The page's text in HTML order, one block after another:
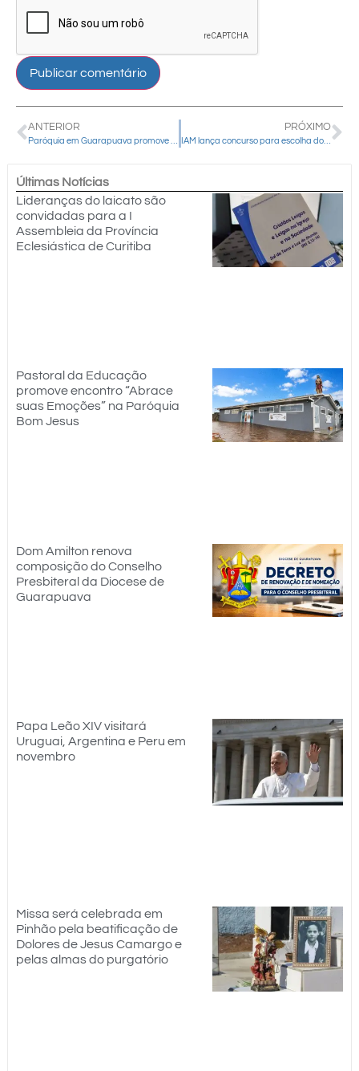
ANTERIOR PRÓXIMO
IAM lança concurso para escolha do hino dos 30 anos na Diocese de Guarapuava
Últimas Notícias
Lideranças do laicato são
convidadas para a I
Assembleia da Província
Eclesiástica de Curitiba
Pastoral da Educação
promove encontro “Abrace
suas Emoções” na Paróquia
Bom Jesus
Dom Amilton renova
composição do Conselho
Presbiteral da Diocese de
Guarapuava
Papa Leão XIV visitará
Uruguai, Argentina e Peru em
novembro
Missa será celebrada em
Pinhão pela beatificação de
Dolores de Jesus Camargo e
pelas almas do purgatório